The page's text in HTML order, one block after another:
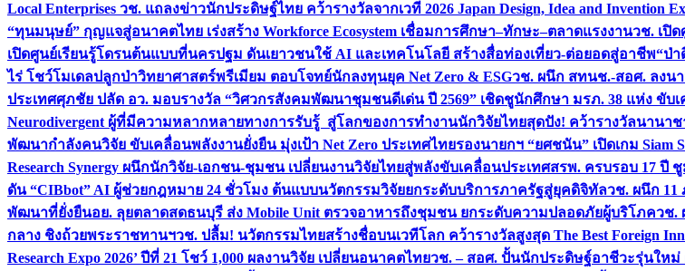
Local Enterprises วช. แถลงข่าวนักประดิษฐ์ไทย คว้ารางวัลจากเวที 2026 Japan Design, Idea and
“ทุนมนุษย์” กุญแจสู่อนาคตไทย เร่งสร้าง Workforce Ecosystem เชื่อมการศึกษา–ทักษะ–ตลาดแรงงานวช. เปิ
เปิดศูนย์เรียนรู้โดรนต้นแบบที่นครปฐม ดันเยาวชนใช้ AI และเทคโนโลยี สร้างสื่อท่องเที่ยว-ต่อยอดสู่อาชีพ“ป่า
ไร่ โชว์โมเดลปลูกป่าวิทยาศาสตร์พรีเมียม ตอบโจทย์นักลงทุนยุค Net Zero & ESGวช. ผนึก สทนช.-สอศ. ลงน
ประเทศศุภชัย ปลัด อว. มอบรางวัล “วิศวกรสังคมพัฒนาชุมชนดีเด่น ปี 2569” เชิดชูนักศึกษา มรภ. 38 แห่ง ขั
Neurodivergent ผู้ที่มีความหลากหลายทางการรับรู้ สู่โลกของการทำงานนักวิจัยไทยสุดปัง! คว้ารางวัลนานาช
พัฒนากำลังคนวิจัย ขับเคลื่อนพลังงานยั่งยืน มุ่งเป้า Net Zero ประเทศไทยรองนายกฯ “ยศชนัน” เปิดเกม Siam
Research Synergy ผนึกนักวิจัย-เอกชน-ชุมชน เปลี่ยนงานวิจัยไทยสู่พลังขับเคลื่อนประเทศสรพ. ครบรอบ 17 ปี
ดัน “CIBbot” AI ผู้ช่วยกฎหมาย 24 ชั่วโมง ต้นแบบนวัตกรรมวิจัยยกระดับบริการภาครัฐสู่ยุคดิจิทัลวช. ผนึก 11
พัฒนาที่ยั่งยืนอย. ลุยตลาดสดธนบุรี ส่ง Mobile Unit ตรวจอาหารถึงชุมชน ยกระดับความปลอดภัยผู้บริโภควช.
กลาง ชิงถ้วยพระราชทานฯวช. ปลื้ม! นวัตกรรมไทยสร้างชื่อบนเวทีโลก คว้ารางวัลสูงสุด The Best Foreign
Research Expo 2026’ ปีที่ 21 โชว์ 1,000 ผลงานวิจัย เปลี่ยนอนาคตไทยวช. – สอศ. ปั้นนักประดิษฐ์อาชีวะรุ่นใหม่